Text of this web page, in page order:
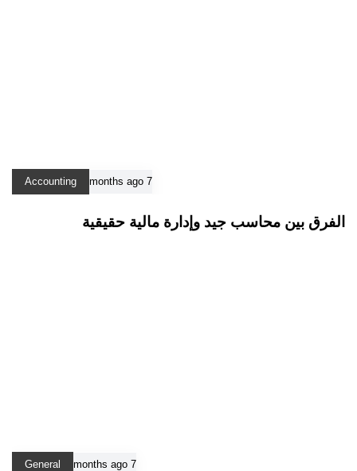
7 months ago
Accounting
الفرق بين محاسب جيد وإدارة مالية حقيقية
7 months ago
General